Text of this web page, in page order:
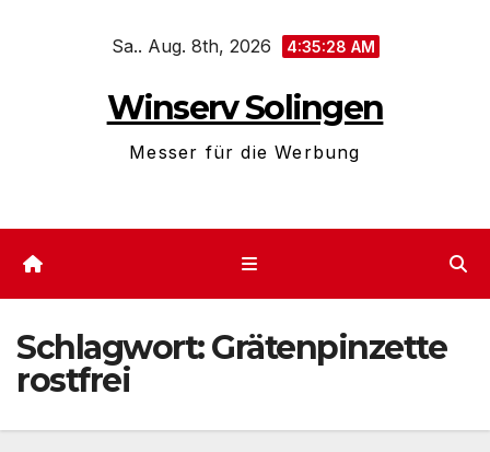
Sa.. Aug. 8th, 2026 4:35:28 AM
Winserv Solingen
Messer für die Werbung
Schlagwort:Grätenpinzette
rostfrei